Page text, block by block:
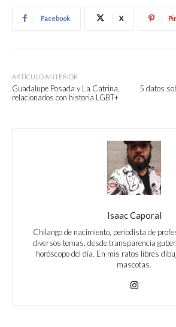
Facebook X
ARTÍCULO ANTERIOR
Guadalupe Posada y La Catrina,
relacionados con historia LGBT+
5 datos
Isaac Caporal
Chilango de nacimiento, periodista de
diversos temas, desde transparencia
horóscopo del día. En mis ratos libres
mascotas.